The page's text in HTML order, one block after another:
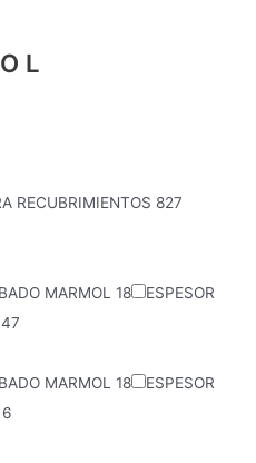
RECUBRIMIENTOS 827
MARMOL 18
ESPESOR
47
MARMOL 18
ESPESOR
6
L